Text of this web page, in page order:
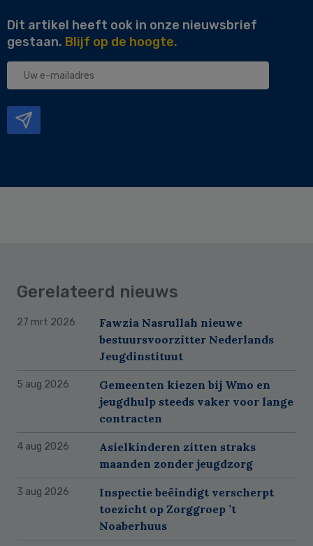
Dit artikel heeft ook in onze nieuwsbrief
gestaan. Blijf op de hoogte.
Uw
Gerelateerd nieuws
27 mrt 2026
Fawzia Nasrullah nieuwe
bestuursvoorzitter Nederlands
Jeugdinstituut
5 aug 2026
Gemeenten kiezen bij Wmo en
jeugdhulp steeds vaker voor lange
contracten
4 aug 2026
Asielkinderen zitten straks
maanden zonder jeugdzorg
3 aug 2026
Inspectie beëindigt verscherpt
toezicht op Zorggroep ’t
Noaberhuus